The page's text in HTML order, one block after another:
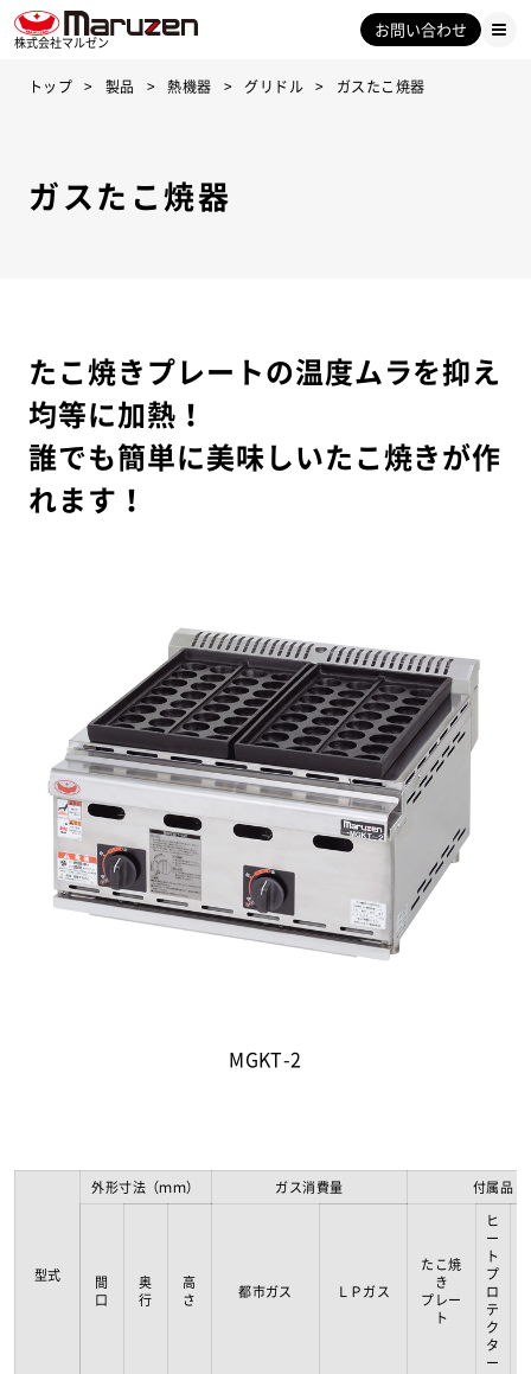
株式会社マルゼン
お問い合わせ
トップ 製品 熱機器 グリドル ガスたこ焼器
ガスたこ焼器
たこ焼きプレートの温度ムラを抑え
均等に加熱！
誰でも簡単に美味しいたこ焼きが作
れます！
MGKT-2
型式
外形寸法（ｍｍ） ガス消費量 付属品
間
口
奥
行
高
さ
都市ガス ＬＰガス
たこ焼
き
プレー
ト
ヒ
ー
ト
プ
ロ
テ
ク
タ
ー